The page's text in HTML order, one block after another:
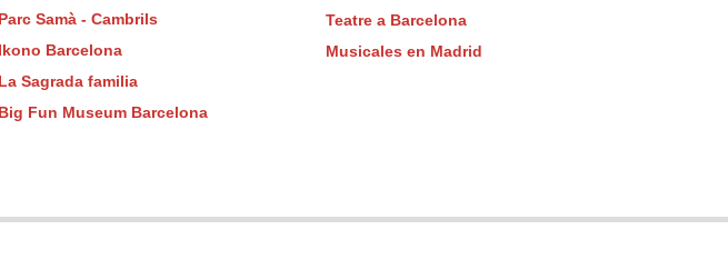
Parc Samà - Cambrils
Ikono Barcelona
La Sagrada familia
Big Fun Museum Barcelona
Teatre a Barcelona
Musicales en Madrid